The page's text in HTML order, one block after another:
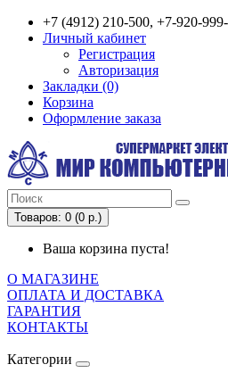
+7 (4912) 210-500, +7-920-
Личный кабинет
Регистрация
Авторизация
Закладки (0)
Корзина
Оформление заказа
Товаров: 0 (0 р.)
Ваша корзина пуста!
О МАГАЗИНЕ
ОПЛАТА И ДОСТАВКА
ГАРАНТИЯ
КОНТАКТЫ
Категории